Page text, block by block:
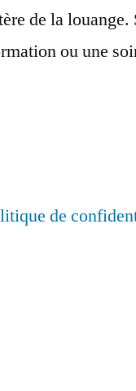
de la louange.
ou une
de